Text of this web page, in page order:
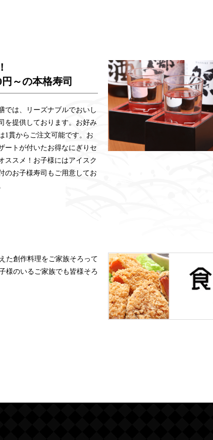
円～の本格寿司
では、リーズナブルでおいし
を提供しております。お好み
1貫からご注文可能です。お
ートが付いたお得なにぎりセ
ススメ！お子様にはアイスク
のお子様寿司もご用意してお
た創作料理をご家族そろって
様のいるご家族でも皆様そろ